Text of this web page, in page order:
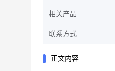
相关产品
联系方式
正文内容